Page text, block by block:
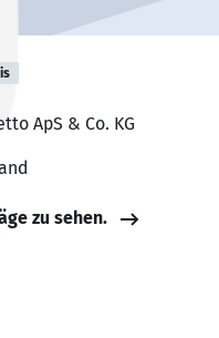
ApS & Co. KG
zu sehen.